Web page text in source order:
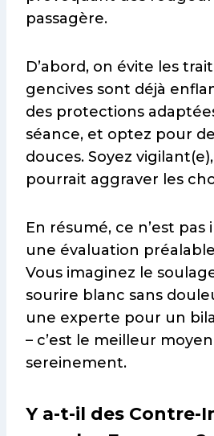
passagère.
D’abord, on évite les
gencives sont déjà
des protections
séance, et optez pour
douces. Soyez
pourrait aggraver les
En résumé, ce n’est pas
une évaluation
Vous imaginez le
sourire blanc sans
une experte pour un
– c’est le meilleur
sereinement.
Y a-t-il des Contre-